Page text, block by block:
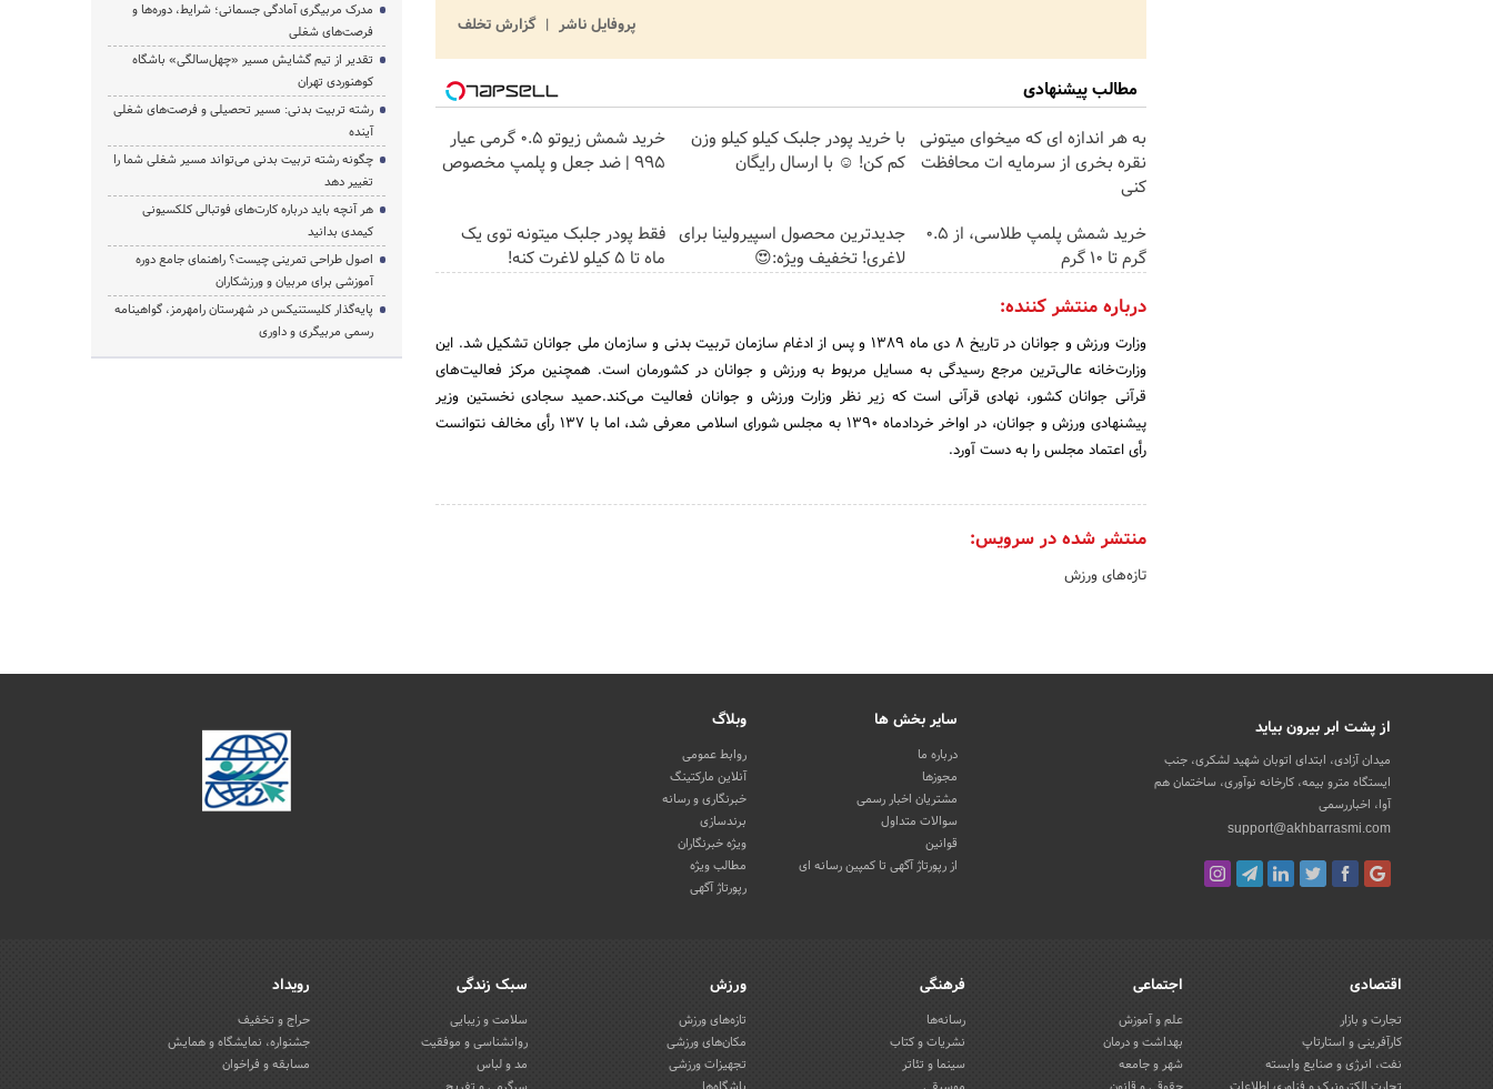
پروفایل ناشر
گزارش تخلف
مطالب پیشنهادی
به هر اندازه ای که میخوای میتونی
نقره بخری از سرمایه ات محافظت
کنی
با خرید پودر جلبک کیلو کیلو وزن
کم کن! ☺ با ارسال رایگان
خرید شمش زیوتو ۰.۵ گرمی عیار
۹۹۵ | ضد جعل و پلمپ مخصوص
خرید شمش پلمپ طلاسی، از ۰.۵
گرم تا ۱۰ گرم
جدیدترین محصول اسپیرولینا برای
لاغری! تخفیف ویژه:😍
فقط پودر جلبک میتونه توی یک
ماه تا 5 کیلو لاغرت کنه!
درباره منتشر کننده:
وزارت ورزش و جوانان در تاریخ 8 دی ماه 1389 و پس از ادغام سازمان تربیت بدنی و سازمان ملی جوانان تشکیل شد. این
وزارت‌خانه عالی‌ترین مرجع رسیدگی به مسایل مربوط به ورزش و جوانان در کشورمان است. همچنین مرکز فعالیت‌های
قرآنی جوانان کشور، نهادی قرآنی است که زیر نظر وزارت ورزش و جوانان فعالیت می‌کند.حمید سجادی نخستین وزیر
پیشنهادی ورزش و جوانان، در اواخر خردادماه 1390 به مجلس شورای اسلامی معرفی شد، اما با 137 رأی مخالف نتوانست
رأی اعتماد مجلس را به دست آورد.
منتشر شده در سرویس:
تازه‌های ورزش
مدرک مربیگری آمادگی جسمانی؛ شرایط، دوره‌ها و
فرصت‌های شغلی
تقدیر از تیم گشایش مسیر «چهل‌سالگی» باشگاه
کوهنوردی تهران
رشته تربیت بدنی: مسیر تحصیلی و فرصت‌های شغلی
آینده
چگونه رشته تربیت بدنی می‌تواند مسیر شغلی شما را
تغییر دهد
هر آنچه باید درباره کارت‌های فوتبالی کلکسیونی
کیمدی بدانید
اصول طراحی تمرینی چیست؟ راهنمای جامع دوره
آموزشی برای مربیان و ورزشکاران
پایه‌گذار کلیستنیکس در شهرستان رامهرمز، گواهینامه
رسمی مربیگری و داوری
از پشت ابر بیرون بیاید
میدان آزادی، ابتدای اتوبان شهید لشکری، جنب
ایستگاه مترو بیمه، کارخانه نوآوری، ساختمان هم
آوا، اخباررسمی
support@akhbarrasmi.com
سایر بخش ها
درباره ما
مجوزها
مشتریان اخبار رسمی
سوالات متداول
قوانین
از رپورتاژ آگهی تا کمپین رسانه ای
وبلاگ
روابط عمومی
آنلاین مارکتینگ
خبرنگاری و رسانه
برندسازی
ویژه خبرنگاران
مطالب ویژه
رپورتاژ آگهی
اقتصادی
تجارت و بازار
کارآفرینی و استارتاپ
نفت، انرژی و صنایع وابسته
اجتماعی
علم و آموزش
بهداشت و درمان
شهر و جامعه
فرهنگی
رسانه‌ها
نشریات و کتاب
سینما و تئاتر
ورزش
تازه‌های ورزش
مکان‌های ورزشی
تجهیزات ورزشی
سبک زندگی
سلامت و زیبایی
روانشناسی و موفقیت
مد و لباس
رویداد
حراج و تخفیف
جشنواره، نمایشگاه و همایش
مسابقه و فراخوان